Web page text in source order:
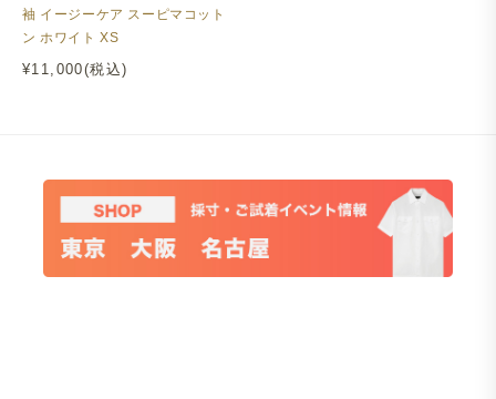
袖 イージーケア スーピマコット
ン ホワイト XS
¥11,000(税込)